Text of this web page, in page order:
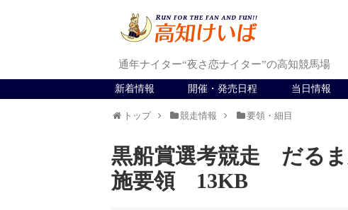
通年ナイター“夜さ恋ナイター”の高知競馬場
新着情報 開催・発売日程 当日情報
トップ 競走情報 要領・細目
黒船賞選考競走 だる
施要領 13KB